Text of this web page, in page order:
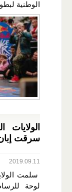
الوطنية
الولايات
سرقت إبان
2019.09.11
سلمت
لوحة